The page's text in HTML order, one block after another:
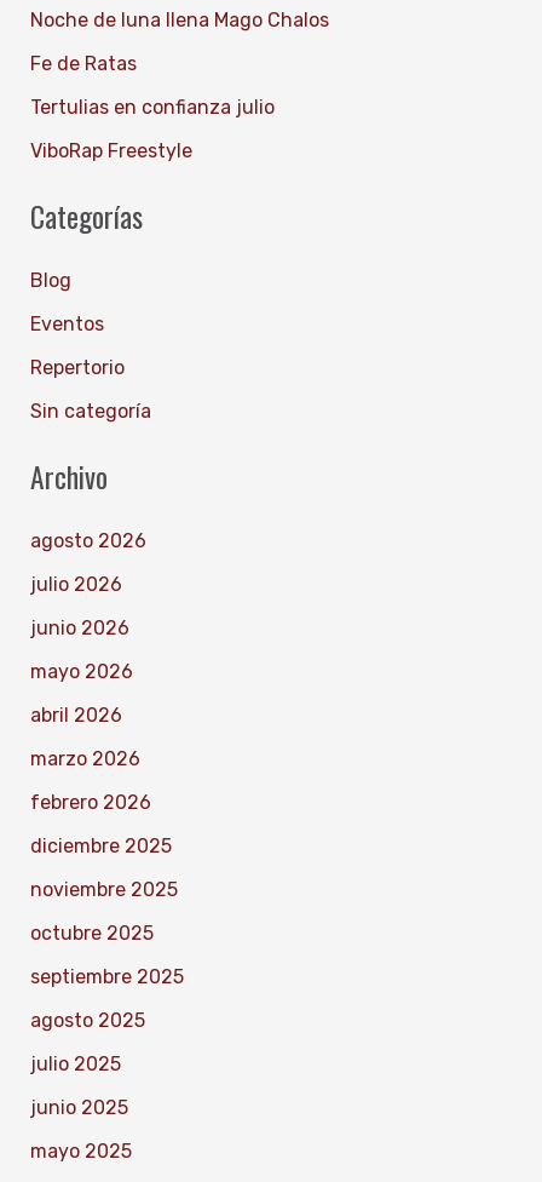
p
o
r
Noche de luna llena Mago Chalos
Fe de Ratas
Tertulias en confianza julio
ViboRap Freestyle
Categorías
Blog
Eventos
Repertorio
Sin categoría
Archivo
agosto 2026
julio 2026
junio 2026
mayo 2026
abril 2026
marzo 2026
febrero 2026
diciembre 2025
noviembre 2025
octubre 2025
septiembre 2025
agosto 2025
julio 2025
junio 2025
mayo 2025